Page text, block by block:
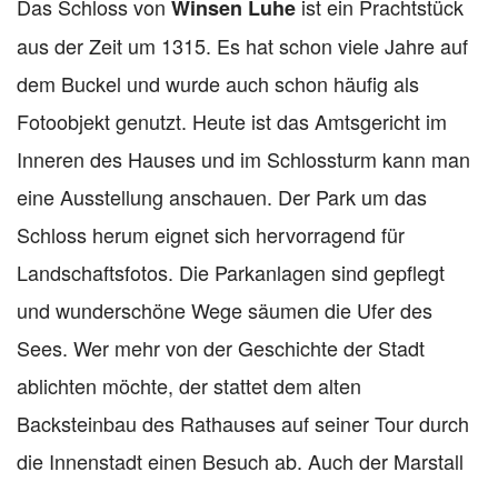
Das Schloss von Winsen Luhe ist ein Prachtstück
aus der Zeit um 1315. Es hat schon viele Jahre auf
dem Buckel und wurde auch schon häufig als
Fotoobjekt genutzt. Heute ist das Amtsgericht im
Inneren des Hauses und im Schlossturm kann man
eine Ausstellung anschauen. Der Park um das
Schloss herum eignet sich hervorragend für
Landschaftsfotos. Die Parkanlagen sind gepflegt
und wunderschöne Wege säumen die Ufer des
Sees. Wer mehr von der Geschichte der Stadt
ablichten möchte, der stattet dem alten
Backsteinbau des Rathauses auf seiner Tour durch
die Innenstadt einen Besuch ab. Auch der Marstall